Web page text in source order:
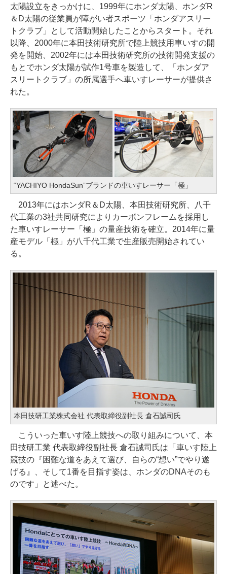
太陽設立をきっかけに、1999年にホンダ太陽、ホンダR
＆D太陽の従業員が障がい者スポーツ「ホンダアスリー
トクラブ」として活動開始したことからスタート。それ
以降、2000年に本田技術研究所で陸上競技用車いすの開
発を開始、2002年には本田技術研究所の技術開発支援の
もとでホンダ太陽が試作1号車を製造して、「ホンダア
スリートクラブ」の所属選手へ車いすレーサーが提供さ
れた。
“YACHIYO HondaSun”ブランドの車いすレーサー「極」
2013年にはホンダR＆D太陽、本田技術研究所、八千
代工業の3社共同研究によりカーボンフレームを採用し
た車いすレーサー「極」の量産技術を確立。2014年に量
産モデル「極」が八千代工業で生産販売開始されてい
る。
本田技研工業株式会社 代表取締役副社長 倉石誠司氏
こういった車いす陸上競技への取り組みについて、本
田技研工業 代表取締役副社長 倉石誠司氏は「車いす陸上
競技の『困難な道をあえて選び、自らの“想い”でやり遂
げる』、そして1番を目指す姿は、ホンダのDNAそのも
のです」と述べた。